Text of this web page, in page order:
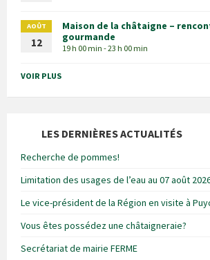
AOÛT
12
Maison de la châtaigne –
gourmande
19 h 00 min - 23 h 00 min
VOIR PLUS
LES DERNIÈRES ACTUALITÉS
Recherche de pommes!
Limitation des usages de l’eau au 07 août
Le vice-président de la Région en visite à
Vous êtes possédez une châtaigneraie?
Secrétariat de mairie FERME